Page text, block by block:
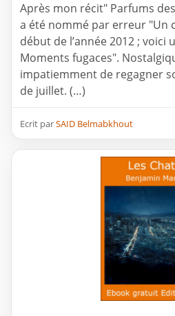
Après mon récit" Parfums
a été nommé par erreur "Un
début de l’année 2012 ; voici
Moments fugaces".
impatiemment de regagner
de juillet. (…)
Ecrit parSAID Belmabkhout